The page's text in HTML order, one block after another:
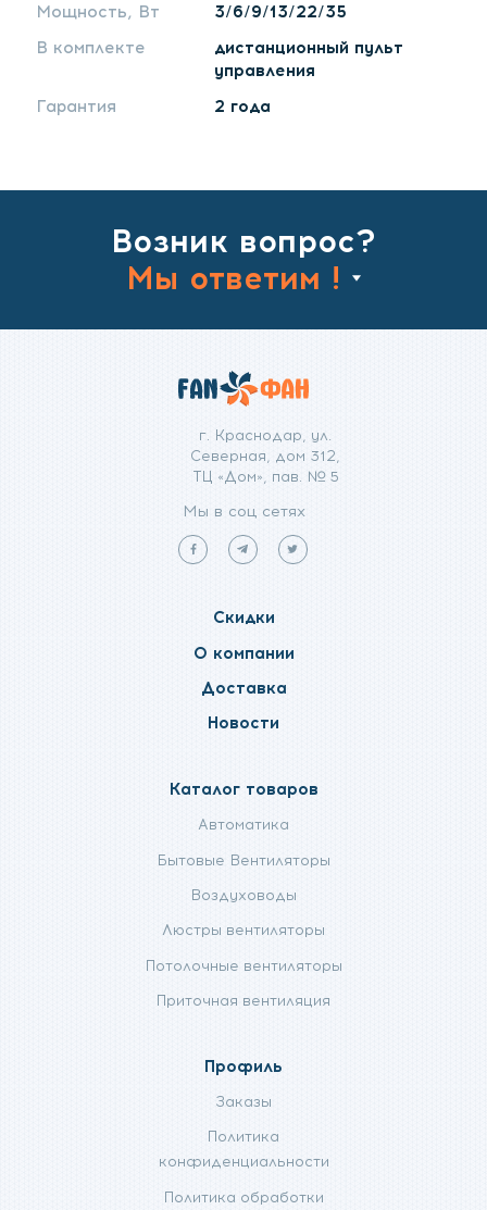
Мощность, Вт
3/6/9/13/22/35
В комплекте
дистанционный пульт
управления
Гарантия
2 года
Возник вопрос?
Мы ответим !
г. Краснодар, ул.
Северная, дом 312,
ТЦ «Дом», пав. № 5
Мы в соц сетях
Мы
facebook
Мы
telegram
Мы
Скидки
О компании
Доставка
Новости
Каталог товаров
Автоматика
Бытовые Вентиляторы
Воздуховоды
Люстры вентиляторы
Потолочные вентиляторы
Приточная вентиляция
Профиль
Заказы
Политика
конфиденциальности
Политика обработки